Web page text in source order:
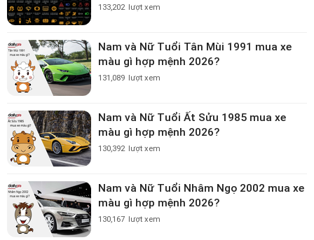
133,202 lượt xem
Nam và Nữ Tuổi Tân Mùi 1991 mua xe
màu gì hợp mệnh 2026?
131,089 lượt xem
Nam và Nữ Tuổi Ất Sửu 1985 mua xe
màu gì hợp mệnh 2026?
130,392 lượt xem
Nam và Nữ Tuổi Nhâm Ngọ 2002 mua xe
màu gì hợp mệnh 2026?
130,167 lượt xem